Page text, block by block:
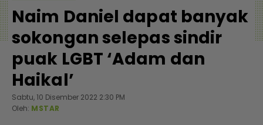
Naim Daniel dapat banyak
sokongan selepas sindir
puak LGBT ‘Adam dan
Haikal’
Sabtu, 10 Disember 2022 2:30 PM
Oleh: MSTAR